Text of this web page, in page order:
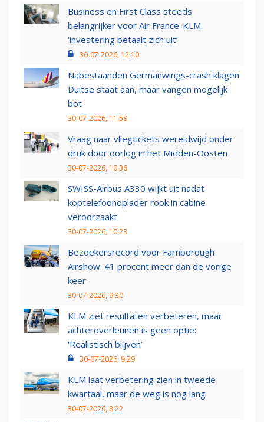
Business en First Class steeds
belangrijker voor Air France-KLM:
‘investering betaalt zich uit’
30-07-2026, 12:10
Nabestaanden Germanwings-crash klagen
Duitse staat aan, maar vangen mogelijk
bot
30-07-2026, 11:58
Vraag naar vliegtickets wereldwijd onder
druk door oorlog in het Midden-Oosten
30-07-2026, 10:36
SWISS-Airbus A330 wijkt uit nadat
koptelefoonoplader rook in cabine
veroorzaakt
30-07-2026, 10:23
Bezoekersrecord voor Farnborough
Airshow: 41 procent meer dan de vorige
keer
30-07-2026, 9:30
KLM ziet resultaten verbeteren, maar
achteroverleunen is geen optie:
‘Realistisch blijven’
30-07-2026, 9:29
KLM laat verbetering zien in tweede
kwartaal, maar de weg is nog lang
30-07-2026, 8:22